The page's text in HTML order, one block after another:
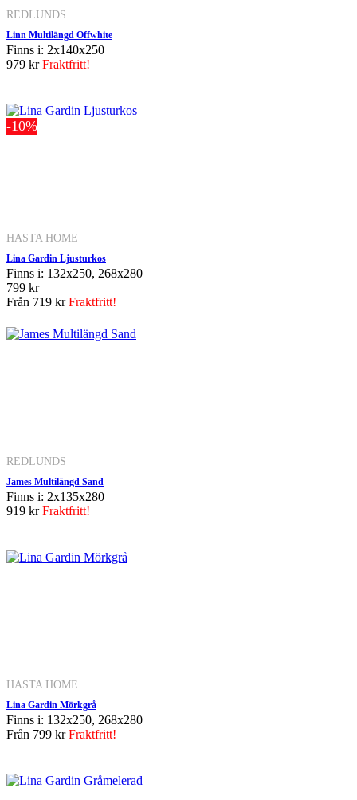
REDLUNDS
Linn Multilängd Offwhite
Finns i: 2x140x250
979 krFraktfritt!
-10%
HASTA HOME
Lina Gardin Ljusturkos
Finns i: 132x250, 268x280
799 kr
Från 719 krFraktfritt!
REDLUNDS
James Multilängd Sand
Finns i: 2x135x280
919 krFraktfritt!
HASTA HOME
Lina Gardin Mörkgrå
Finns i: 132x250, 268x280
Från 799 krFraktfritt!